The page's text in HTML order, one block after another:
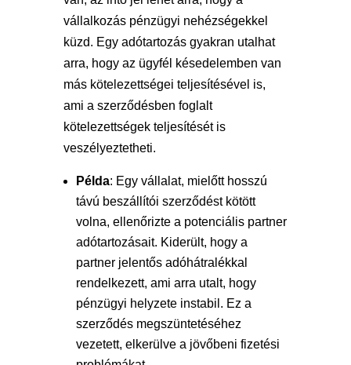
vállalkozás pénzügyi nehézségekkel
küzd. Egy adótartozás gyakran utalhat
arra, hogy az ügyfél késedelemben van
más kötelezettségei teljesítésével is,
ami a szerződésben foglalt
kötelezettségek teljesítését is
veszélyeztetheti.
Példa: Egy vállalat, mielőtt hosszú
távú beszállítói szerződést kötött
volna, ellenőrizte a potenciális partner
adótartozásait. Kiderült, hogy a
partner jelentős adóhátralékkal
rendelkezett, ami arra utalt, hogy
pénzügyi helyzete instabil. Ez a
szerződés megszüntetéséhez
vezetett, elkerülve a jövőbeni fizetési